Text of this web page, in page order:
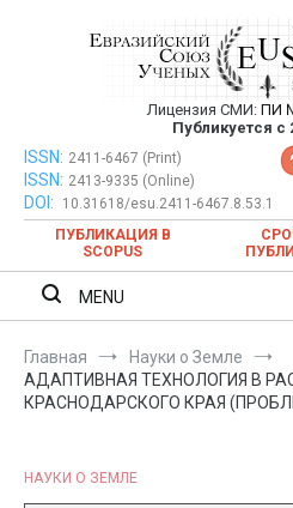
Евразийский
публикация
ежемесячном
Лицензия СМИ: ПИ
Публикуется с
Евразийский Союз Ученых —
ежемесячном
ISSN: 2411-6467 (Print)
ISSN: 2413-9335 (Online)
DOI:
10.31618/esu.2411-6467.8.53.1
ПУБЛИКАЦИЯ В
SCOPUS
MENU
Главная
Науки о Земле
АДАПТИВНАЯ ТЕХНОЛОГИЯ В
КРАСНОДАРСКОГО КРАЯ
НАУКИ О ЗЕМЛЕ